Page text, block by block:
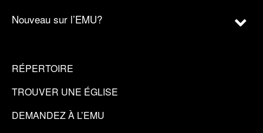
Nouveau sur l’EMU?
RÉPERTOIRE
TROUVER UNE ÉGLISE
DEMANDEZ À L’EMU